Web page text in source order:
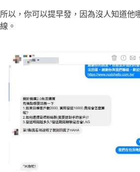
所以，你可以提早發，因為沒人知道他
線。